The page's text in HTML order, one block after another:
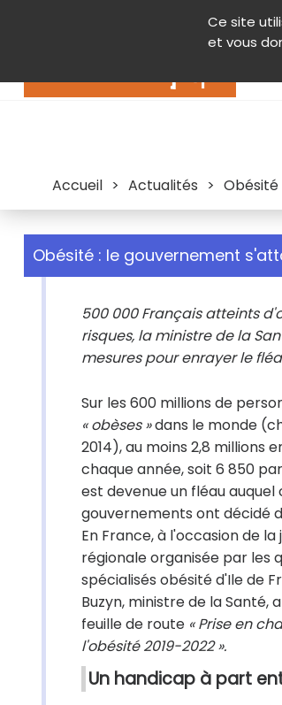
Ce site
et vous
Contenu Aide et
Accueil > Actualités >
Obésité : le gouvernement
500 000 Français atteints
risques, la ministre de la
mesures pour enrayer le
Sur les 600 millions de
« obèses »dans le monde
2014), au moins 2,8 millions
chaque année, soit 6 850
est devenue un fléau auquel
gouvernements ont décidé
En France, à l'occasion de la
régionale organisée par les
spécialisés obésité d'Ile de
Buzyn, ministre de la Santé,
feuille de route « Prise en
l'obésité 2019-2022 ».
Un handicap à part